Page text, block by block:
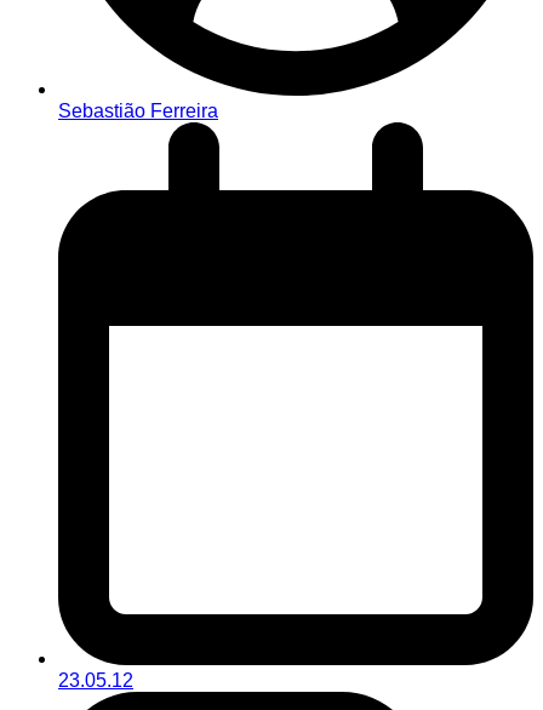
Sebastião Ferreira
23.05.12